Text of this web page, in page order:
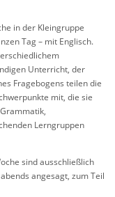
in der Kleingruppe
Tag – mit Englisch.
Unterricht, der
Fragebogens teilen die
mit, die sie
Lerngruppen
sind ausschließlich
angesagt, zum Teil